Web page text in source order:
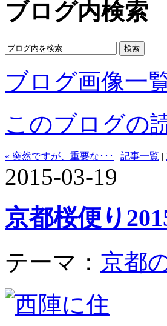
ブログ内検索
ブログ画像一
このブログの
« 突然ですが、重要な･･･ | 記事一覧 |
2015-03-19
京都桜便り
テーマ： 京都